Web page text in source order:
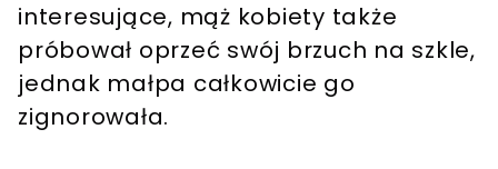
interesujące, mąż kobiety także
próbował oprzeć swój brzuch na szkle,
jednak małpa całkowicie go
zignorowała.